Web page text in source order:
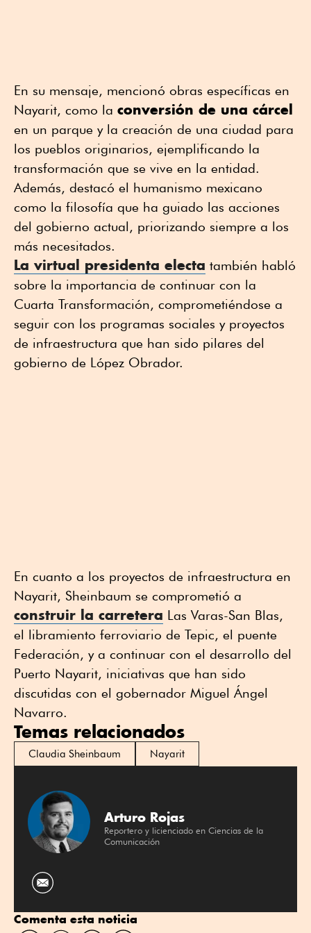
En su mensaje, mencionó obras específicas en
Nayarit, como la conversión de una cárcel
en un parque y la creación de una ciudad para
los pueblos originarios, ejemplificando la
transformación que se vive en la entidad.
Además, destacó el humanismo mexicano
como la filosofía que ha guiado las acciones
del gobierno actual, priorizando siempre a los
más necesitados.
La virtual presidenta electa también habló
sobre la importancia de continuar con la
Cuarta Transformación, comprometiéndose a
seguir con los programas sociales y proyectos
de infraestructura que han sido pilares del
gobierno de López Obrador.
En cuanto a los proyectos de infraestructura en
Nayarit, Sheinbaum se comprometió a
construir la carretera Las Varas-San Blas,
el libramiento ferroviario de Tepic, el puente
Federación, y a continuar con el desarrollo del
Puerto Nayarit, iniciativas que han sido
discutidas con el gobernador Miguel Ángel
Navarro.
Temas relacionados
Claudia Sheinbaum Nayarit
Arturo Rojas
Reportero y licienciado en Ciencias de la
Comunicación
Comenta esta noticia